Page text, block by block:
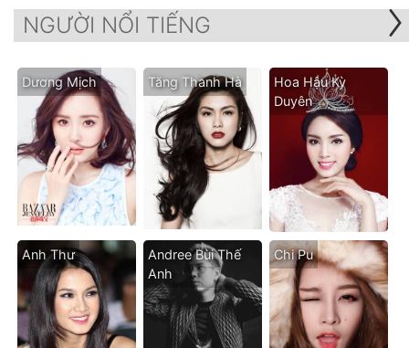
NGƯỜI NỔI TIẾNG
Dương Mịch Tăng Thanh Hà
Hoa Hậu Kỳ
Duyên
Anh Thư
Andree Bùi Thế
Anh
Chi Pu